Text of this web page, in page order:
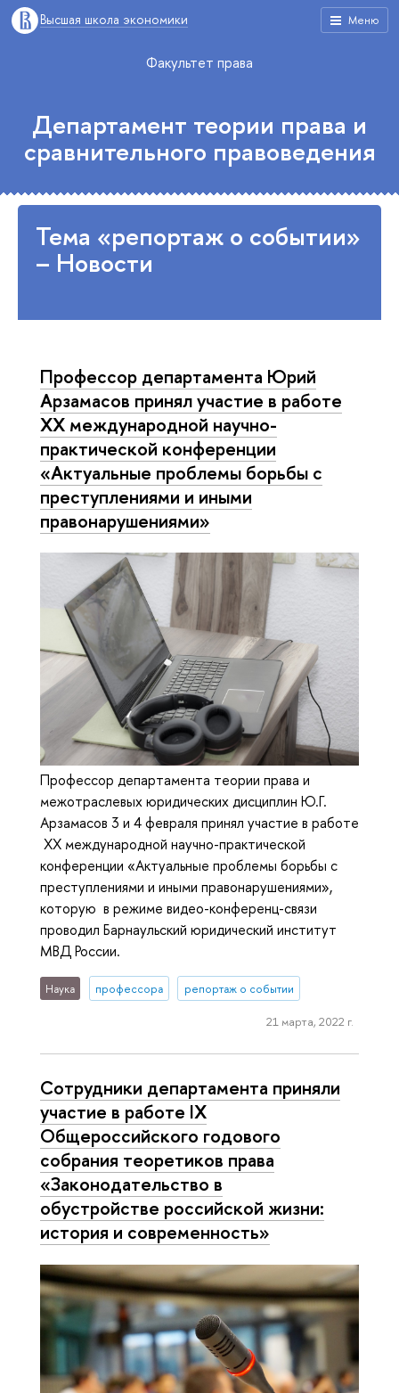
Меню
Высшая школа экономики
Факультет права
Департамент теории права и
сравнительного правоведения
Тема «репортаж о событии»
– Новости
Профессор департамента Юрий
Арзамасов принял участие в работе
XX международной научно-
практической конференции
«Актуальные проблемы борьбы с
преступлениями и иными
правонарушениями»
Профессор департамента теории права и
межотраслевых юридических дисциплин Ю.Г.
Арзамасов 3 и 4 февраля принял участие в работе
XX международной научно-практической
конференции «Актуальные проблемы борьбы с
преступлениями и иными правонарушениями»,
которую в режиме видео-конференц-связи
проводил Барнаульский юридический институт
МВД России.
Наука профессора репортаж о событии
21 марта, 2022 г.
Сотрудники департамента приняли
участие в работе IX
Общероссийского годового
собрания теоретиков права
«Законодательство в
обустройстве российской жизни:
история и современность»